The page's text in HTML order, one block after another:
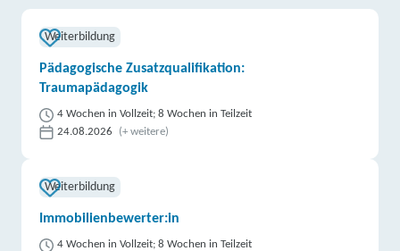
Weiterbildung
Pädagogische Zusatzqualifikation:
Traumapädagogik
4 Wochen in Vollzeit; 8 Wochen in Teilzeit
24.08.2026
(+ weitere)
Weiterbildung
Immobilienbewerter:in
4 Wochen in Vollzeit; 8 Wochen in Teilzeit